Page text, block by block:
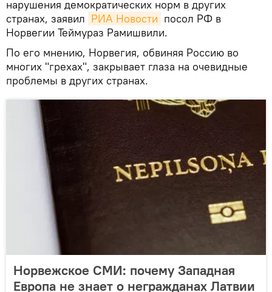
нарушения демократических норм в других
странах, заявил РИА Новости посол РФ в
Норвегии Теймураз Рамишвили.
По его мнению, Норвегия, обвиняя Россию во
многих "грехах", закрывает глаза на очевидные
проблемы в других странах.
Норвежское СМИ: почему Западная
Европа не знает о негражданах Латвии